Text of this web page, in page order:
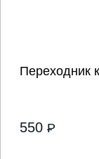
Переходник
550 P